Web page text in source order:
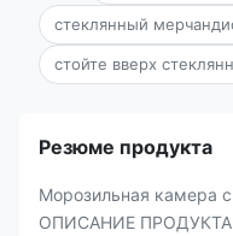
стеклянный
стойте вверх
Резюме продукта
Морозильная камера
ОПИСАНИЕ ПРОДУКТА